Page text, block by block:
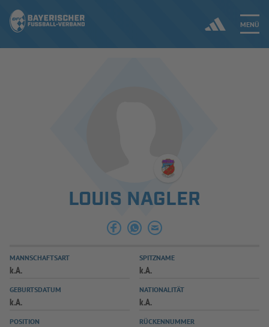
MENÜ
SPIELBETRIEB & VERBANDSLEBEN
AUSBILDUNG & FÖRDERUNG
SPIELPLUS
LOUIS NAGLER
MANNSCHAFTSART
k.A.
SPITZNAME
k.A.
GEBURTSDATUM
k.A.
NATIONALITÄT
k.A.
POSITION RÜCKENNUMMER